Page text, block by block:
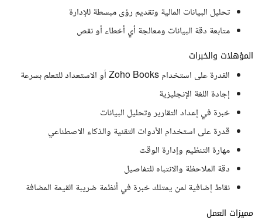
تحليل البيانات المالية وتقديم رؤى مبسطة للإدارة
متابعة دقة البيانات ومعالجة أي أخطاء أو نقص
المؤهلات والخبرات
القدرة على استخدام Zoho Books أو الاستعداد للتعلم بسرعة
إجادة اللغة الإنجليزية
خبرة في إعداد التقارير وتحليل البيانات
قدرة على استخدام الأدوات التقنية والذكاء الاصطناعي
مهارة التنظيم وإدارة الوقت
دقة الملاحظة والانتباه للتفاصيل
نقاط إضافية لمن يمتلك خبرة في أنظمة ضريبة القيمة المضافة
مميزات العمل